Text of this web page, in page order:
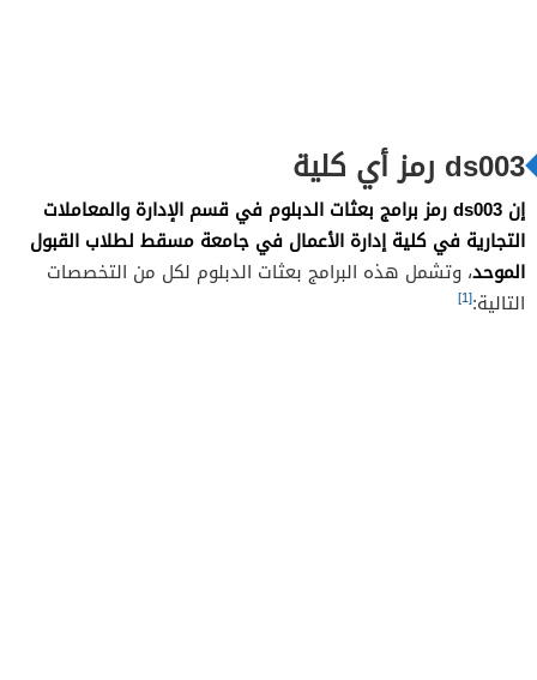
ds003 رمز أي كلية
إن ds003 رمز برامج بعثات الدبلوم في قسم الإدارة والمعاملات
التجارية في كلية إدارة الأعمال في جامعة مسقط لطلاب القبول
الموحد، وتشمل هذه البرامج بعثات الدبلوم لكل من التخصصات
التالية:[1]